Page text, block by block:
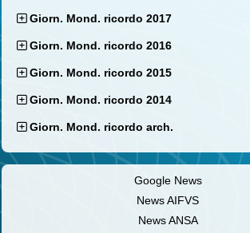
Giorn. Mond. ricordo 2017
Giorn. Mond. ricordo 2016
Giorn. Mond. ricordo 2015
Giorn. Mond. ricordo 2014
Giorn. Mond. ricordo arch.
Google News
News AIFVS
News ANSA